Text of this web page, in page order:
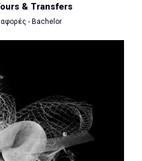
& Transfers
- Bachelor